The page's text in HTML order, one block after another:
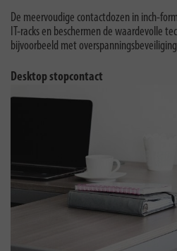
De meervoudige contactdozen in inch-
IT-racks en beschermen de waardevolle
bijvoorbeeld met
Desktop stopcontact